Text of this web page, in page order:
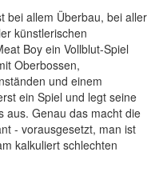
bei allem Überbau, bei aller
künstlerischen
Boy ein Vollblut-Spiel
Oberbossen,
und einem
ein Spiel und legt seine
aus. Genau das macht die
- vorausgesetzt, man ist
kalkuliert schlechten